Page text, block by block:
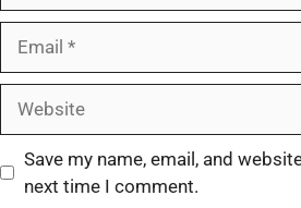
Save my name, email, and
next time I comment.